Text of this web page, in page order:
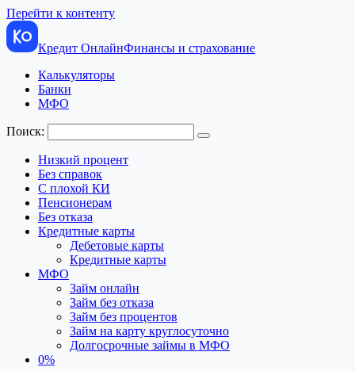
Перейти к контенту
Кредит ОнлайнФинансы и страхование
Калькуляторы
Банки
МФО
Поиск:
Низкий процент
Без справок
С плохой КИ
Пенсионерам
Без отказа
Кредитные карты
Дебетовые карты
Кредитные карты
МФО
Займ онлайн
Займ без отказа
Займ без процентов
Займ на карту круглосуточно
Долгосрочные займы в МФО
0%